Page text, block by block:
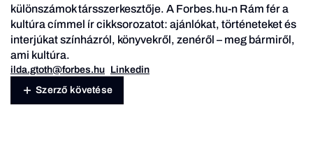
különszámok társszerkesztője. A Forbes.hu-n Rám fér a
kultúracímmel ír cikksorozatot: ajánlókat, történeteket és
interjúkat színházról, könyvekről, zenéről – meg bármiről,
ami kultúra.
ilda.gtoth@forbes.hu Linkedin
Szerző követése